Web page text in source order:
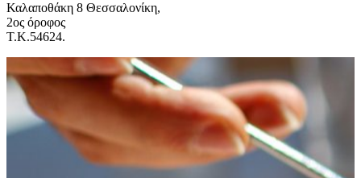
Καλαποθάκη 8 Θεσσαλονίκη,
2ος όροφος
Τ.Κ.54624.